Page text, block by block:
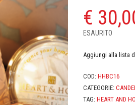
€
ESAURITO
Aggiungi alla lista
COD: HHBC16
CATEGORIE:
TAG: HEART AND